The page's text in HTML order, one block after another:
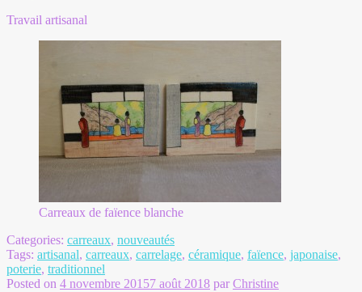
Travail artisanal
Carreaux de faïence blanche
Categories: carreaux, nouveautés
Tags: artisanal, carreaux, carrelage, céramique, faïence, japonaise,
poterie, traditionnel
Posted on 4 novembre 20157 août 2018 parChristine